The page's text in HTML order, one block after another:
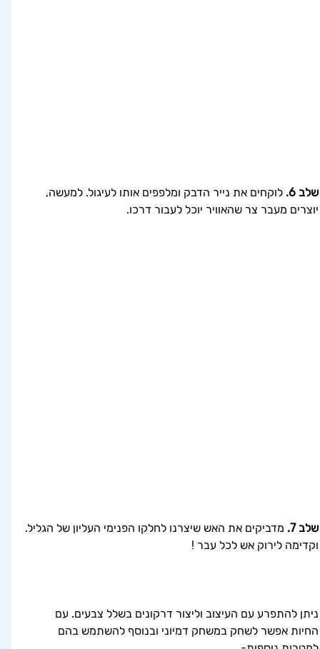
שלב 6.
לוקחים את נייר הדבק ומלפפים אותו לעיגול. למעשה,
יוצרים מעבר צר שהאוויר יוכל לעבור דרכו.
שלב 7.
מדביקים את האש שיצרנו לחלקו הפנימי העליון של הגליל.
וקדימה לירוק אש לכל עבר !
ניתן להתפרע עם העיצוב וליצור דרקונים בשלל צבעים. עם
החיות אפשר לשחק במשחק דמיוני ובנוסף להשתמש בהם